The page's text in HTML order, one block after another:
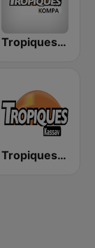
Tropiques Kompa
Tropiques Kassav